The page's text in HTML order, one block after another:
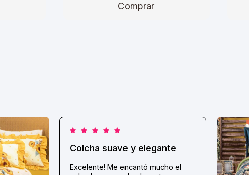
Comprar
Colcha suave y elegante
Excelente! Me encantó mucho el